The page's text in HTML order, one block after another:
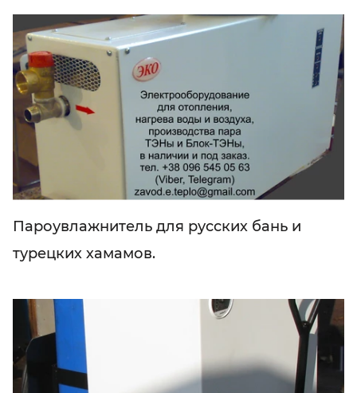
Пароувлажнитель для русских бань и
турецких хамамов.